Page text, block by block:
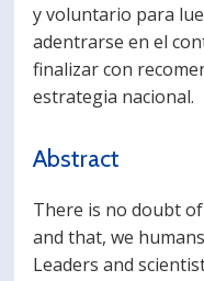
y voluntario para
adentrarse en el
finalizar con
estrategia nacional.
Abstract
There is no doubt
and that, we
Leaders and